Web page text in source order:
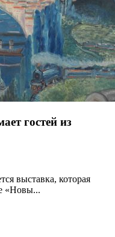
гостей из
выставка, которая
«Новы...